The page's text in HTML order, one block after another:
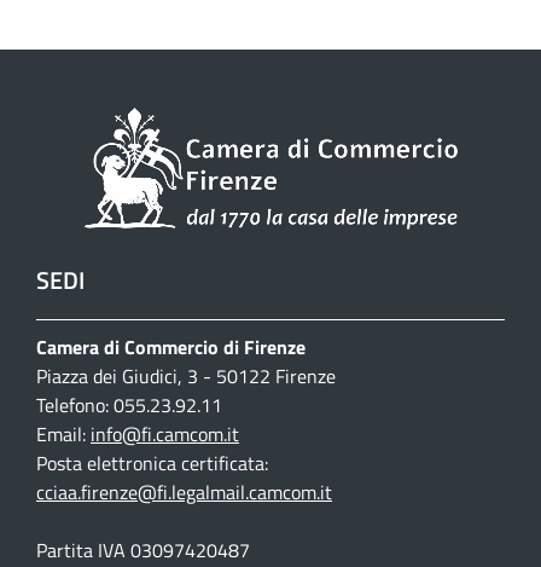
SEDI
Camera di Commercio di Firenze
Piazza dei Giudici, 3 - 50122 Firenze
Telefono: 055.23.92.11
Email: info@fi.camcom.it
Posta elettronica certificata:
cciaa.firenze@fi.legalmail.camcom.it
Partita IVA 03097420487